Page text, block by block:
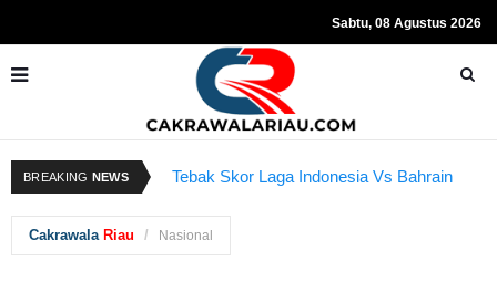
Sabtu, 08 Agustus 2026
BREAKING NEWS
Tebak Skor Laga Indonesia Vs Bahrain
Kapolda Riau dan Istri Bantu Ringankan
Cakrawala Riau Nasional